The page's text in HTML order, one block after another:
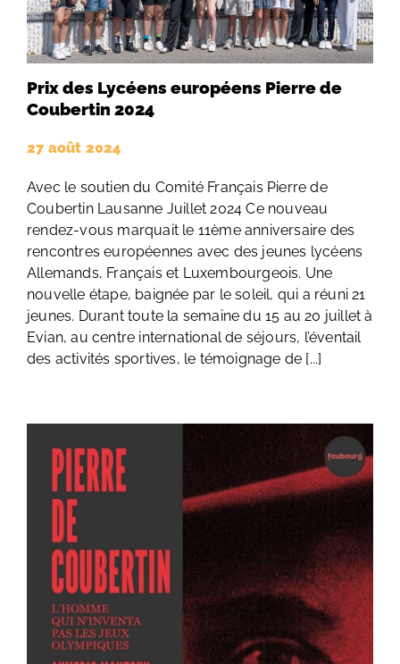
Prix des Lycéens européens Pierre de
Coubertin 2024
27 août 2024
Avec le soutien du Comité Français Pierre de
Coubertin Lausanne Juillet 2024 Ce nouveau
rendez-vous marquait le 11ème anniversaire des
rencontres européennes avec des jeunes lycéens
Allemands, Français et Luxembourgeois. Une
nouvelle étape, baignée par le soleil, qui a réuni 21
jeunes. Durant toute la semaine du 15 au 20 juillet à
Evian, au centre international de séjours, l’éventail
des activités sportives, le témoignage de [...]